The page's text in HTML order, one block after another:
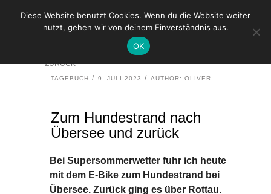
ZUM HUNDESTRAND NACH ÜBERSEE UND
ZURÜCK
TAGEBUCH 9. JULI 2023 AUTHOR: OLIVER
Zum Hundestrand nach
Übersee und zurück
Bei Supersommerwetter fuhr ich heute
mit dem E-Bike zum Hundestrand bei
Übersee. Zurück ging es über Rottau.
Diese Website benutzt Cookies. Wenn du die Website weiter
nutzt, gehen wir von deinem Einverständnis aus.
OK